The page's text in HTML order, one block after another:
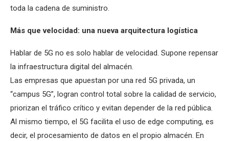
toda la cadena de suministro.
Más que velocidad: una nueva arquitectura logística
Hablar de 5G no es solo hablar de velocidad. Supone repensar
la infraestructura digital del almacén.
Las empresas que apuestan por una red 5G privada, un
“campus 5G”, logran control total sobre la calidad de servicio,
priorizan el tráfico crítico y evitan depender de la red pública.
Al mismo tiempo, el 5G facilita el uso de edge computing, es
decir, el procesamiento de datos en el propio almacén. En